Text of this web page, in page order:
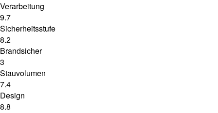
Verarbeitung
9.7
Sicherheitsstufe
8.2
Brandsicher
3
Stauvolumen
7.4
Design
8.8